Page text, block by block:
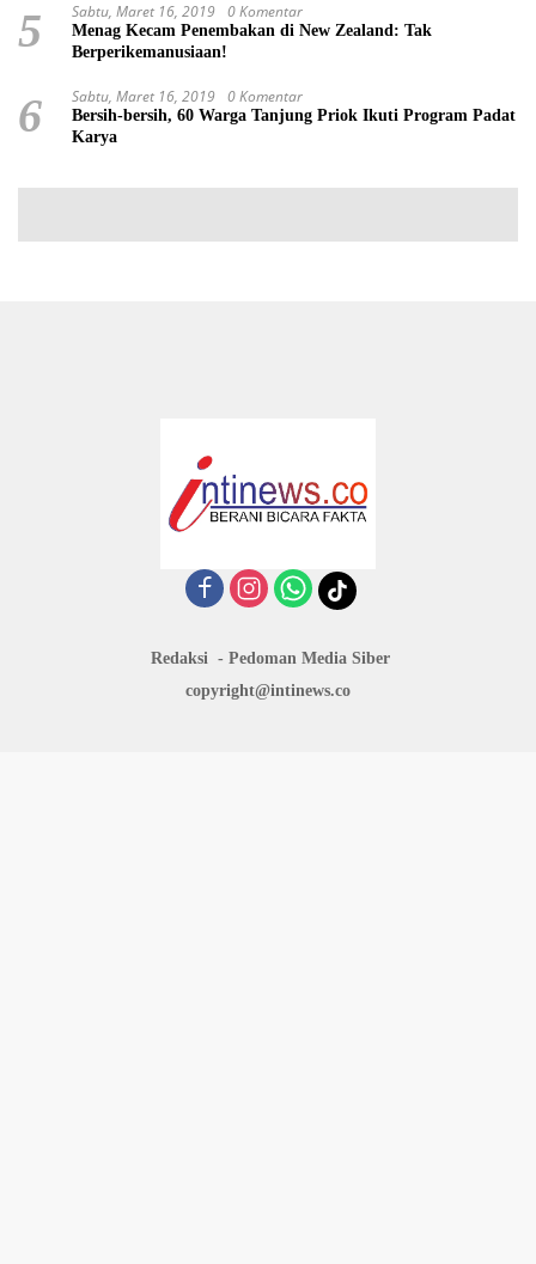
5 Sabtu, Maret 16, 2019 0 Komentar
Menag Kecam Penembakan di New Zealand: Tak
Berperikemanusiaan!
6 Sabtu, Maret 16, 2019 0 Komentar
Bersih-bersih, 60 Warga Tanjung Priok Ikuti Program Padat
Karya
Redaksi
Pedoman Media Siber
copyright@intinews.co